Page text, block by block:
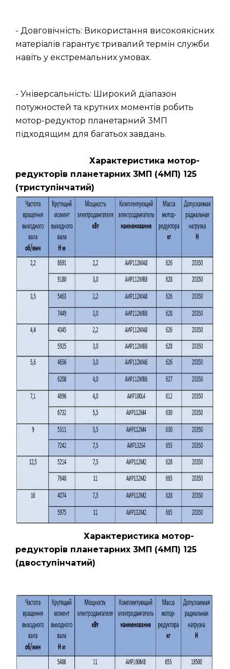
- Довговічність: Використання високоякісних
матеріалів гарантує тривалий термін служби
навіть у екстремальних умовах.
- Універсальність: Широкий діапазон
потужностей та крутних моментів робить
мотор-редуктор планетарний 3МП
підходящим для багатьох завдань.
Характеристика мотор-
редукторів планетарних 3МП (4МП) 125
(триступінчатий)
Характеристика мотор-
редукторів планетарних 3МП (4МП) 125
(двоступінчатий)